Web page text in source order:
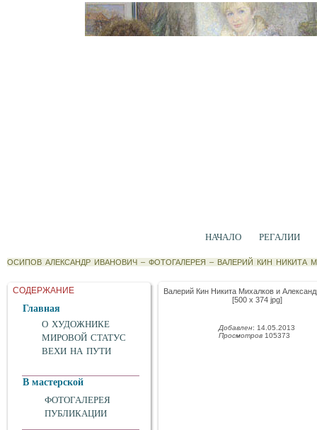
НАЧАЛО РЕГАЛИИ
ОСИПОВ АЛЕКСАНДР ИВАНОВИЧ – ФОТОГАЛЕРЕЯ – ВАЛЕРИЙ КИН НИКИТА
СОДЕРЖАНИЕ
Главная
О ХУДОЖНИКЕ
МИРОВОЙ СТАТУС
ВЕХИ НА ПУТИ
В мастерской
ФОТОГАЛЕРЕЯ
ПУБЛИКАЦИИ
Валерий Кин Никита Михалков и
[500 x 374 jpg]
Добавлен: 14.05.2013
Просмотров 105373